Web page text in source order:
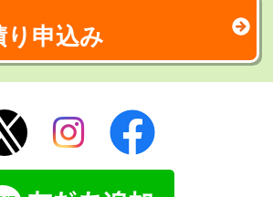
り申込み